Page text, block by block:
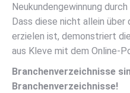
Neukundengewinnung
Dass diese nicht allein über
erzielen ist, demonstriert
aus Kleve mit dem Online-
Branchenverzeichnisse
Branchenverzeichnisse!